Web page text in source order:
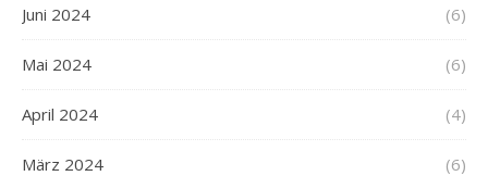
Juni 2024 (6)
Mai 2024 (6)
April 2024 (4)
März 2024 (6)